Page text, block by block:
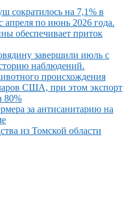
сократилось на 7,1% в
апреля по июнь 2026 года.
обеспечивает приток
завершили июль с
наблюдений.
происхождения
США, при этом экспорт
80%
за антисанитарию на
из Томской области